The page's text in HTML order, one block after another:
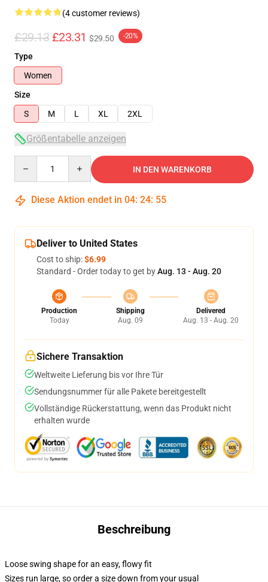
(4 customer reviews)
£29.13 £23.31 $29.50 -20%
Type
Women
Size
S
M L XL 2XL
Größentabelle anzeigen
IN DEN WARENKORB
Diese Aktion endet in 04: 24: 54
Deliver to United States
Cost to ship:$6.99
Standard - Order today to get byAug. 13 - Aug. 20
Production
Today
Shipping
Aug. 09
Delivered
Aug. 13 - Aug. 20
Sichere Transaktion
Weltweite Lieferung bis vor Ihre Tür
Sendungsnummer für alle Pakete bereitgestellt
Vollständige Rückerstattung, wenn das Produkt nicht
erhalten wurde
Beschreibung
Loose swing shape for an easy, flowy fit
Sizes run large, so order a size down from your usual